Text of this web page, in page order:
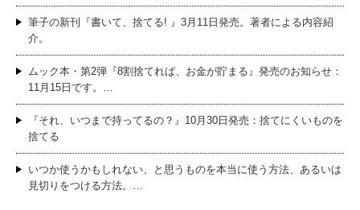
筆子の新刊『書いて、捨てる! 』3月11日発売。著者による内容紹
介。
ムック本・第2弾『8割捨てれば、お金が貯まる』発売のお知らせ：
11月15日です。…
『それ、いつまで持ってるの？』10月30日発売：捨てにくいものを
捨てる
いつか使うかもしれない、と思うものを本当に使う方法、あるいは
見切りをつける方法。…